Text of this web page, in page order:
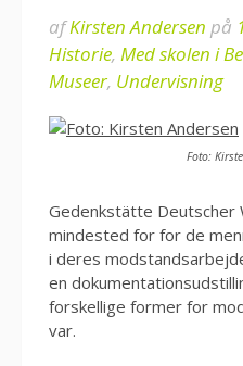
afKirsten Andersen på
Historie, Med skolen i
Museer, Undervisning
Foto:
Gedenkstätte Deutscher
mindested for for de
i deres
en
forskellige former for
var.